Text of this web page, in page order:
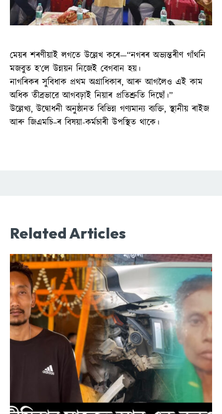
মেয়ৰ শৰণীয়াই লগতে উল্লেখ কৰে—“নগৰৰ অভ্যন্তৰীণ গাঁথনি
মজবুত হ’লে উন্নয়ন নিজেই বেগবান হয়।
নাগৰিকৰ সুবিধাক প্রথম অগ্ৰাধিকাৰ, আৰু আগলৈও এই কাম
অধিক তীব্ৰভাৱে আগবঢ়াই নিয়াৰ প্ৰতিশ্ৰুতি দিছোঁ।”
উল্লেখ্য, উদ্বোধনী অনুষ্ঠানত বিভিন্ন গণ্যমান্য ব্যক্তি, স্থানীয় ৰাইজ
আৰু জিএমচি–ৰ বিষয়া-কৰ্মচাৰী উপস্থিত থাকে।
Related Articles